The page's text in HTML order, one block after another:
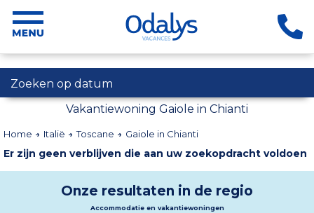
Zoeken op datum
Vakantiewoning Gaiole in Chianti
Home Italië Toscane Gaiole in Chianti
Er zijn geen verblijven die aan uw zoekopdracht voldoen
Onze resultaten in de regio
Accommodatie en vakantiewoningen